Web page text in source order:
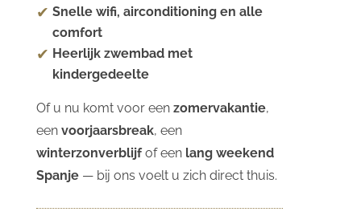
Snelle wifi, airconditioning en alle
comfort
Heerlijk zwembad met
kindergedeelte
Of u nu komt voor een zomervakantie,
een voorjaarsbreak, een
winterzonverblijfof een lang weekend
Spanje— bij ons voelt u zich direct thuis.